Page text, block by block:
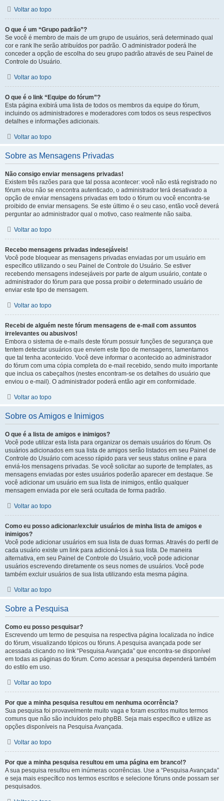
Voltar ao topo
O que é um “Grupo padrão”?
Se você é membro de mais de um grupo de usuários, será determinado qual
cor e rank lhe serão atribuídos por padrão. O administrador poderá lhe
conceder a opção de escolha do seu grupo padrão através de seu Painel de
Controle do Usuário.
Voltar ao topo
O que é o link “Equipe do fórum”?
Esta página exibirá uma lista de todos os membros da equipe do fórum,
incluindo os administradores e moderadores com todos os seus respectivos
detalhes e informações adicionais.
Voltar ao topo
Sobre as Mensagens Privadas
Não consigo enviar mensagens privadas!
Existem três razões para que tal possa acontecer: você não está registrado no
fórum e/ou não se encontra autenticado, o administrador terá desativado a
opção de enviar mensagens privadas em todo o fórum ou você encontra-se
proibido de enviar mensagens. Se este último é o seu caso, então você deverá
perguntar ao administrador qual o motivo, caso realmente não saiba.
Voltar ao topo
Recebo mensagens privadas indesejáveis!
Você pode bloquear as mensagens privadas enviadas por um usuário em
específico utilizando o seu Painel de Controle do Usuário. Se estiver
recebendo mensagens indesejáveis por parte de algum usuário, contate o
administrador do fórum para que possa proibir o determinado usuário de
enviar este tipo de mensagem.
Voltar ao topo
Recebi de alguém neste fórum mensagens de e-mail com assuntos
irrelevantes ou abusivos!
Embora o sistema de e-mails deste fórum possuir funções de segurança que
tentem detectar usuários que enviem este tipo de mensagens, lamentamos
que tal tenha acontecido. Você deve informar o acontecido ao administrador
do fórum com uma cópia completa do e-mail recebido, sendo muito importante
que inclua os cabeçalhos (nestes encontram-se os detalhes do usuário que
enviou o e-mail). O administrador poderá então agir em conformidade.
Voltar ao topo
Sobre os Amigos e Inimigos
O que é a lista de amigos e inimigos?
Você pode utilizar esta lista para organizar os demais usuários do fórum. Os
usuários adicionados em sua lista de amigos serão listados em seu Painel de
Controle do Usuário com acesso rápido para ver seus status online e para
enviá-los mensagens privadas. Se você solicitar ao suporte de templates, as
mensagens enviadas por estes usuários poderão aparecer em destaque. Se
você adicionar um usuário em sua lista de inimigos, então qualquer
mensagem enviada por ele será ocultada de forma padrão.
Voltar ao topo
Como eu posso adicionar/excluir usuários de minha lista de amigos e
inimigos?
Você pode adicionar usuários em sua lista de duas formas. Através do perfil de
cada usuário existe um link para adicioná-los à sua lista. De maneira
alternativa, em seu Painel de Controle do Usuário, você pode adicionar
usuários escrevendo diretamente os seus nomes de usuários. Você pode
também excluir usuários de sua lista utilizando esta mesma página.
Voltar ao topo
Sobre a Pesquisa
Como eu posso pesquisar?
Escrevendo um termo de pesquisa na respectiva página localizada no índice
do fórum, visualizando tópicos ou fóruns. A pesquisa avançada pode ser
acessada clicando no link “Pesquisa Avançada” que encontra-se disponível
em todas as páginas do fórum. Como acessar a pesquisa dependerá também
do estilo em uso.
Voltar ao topo
Por que a minha pesquisa resultou em nenhuma ocorrência?
Sua pesquisa foi provavelmente muito vaga e foram escritos muitos termos
comuns que não são incluídos pelo phpBB. Seja mais específico e utilize as
opções disponíveis na Pesquisa Avançada.
Voltar ao topo
Por que a minha pesquisa resultou em uma página em branco!?
A sua pesquisa resultou em inúmeras ocorrências. Use a “Pesquisa Avançada”
e seja mais específico nos termos escritos e selecione fóruns onde possam ser
pesquisados.